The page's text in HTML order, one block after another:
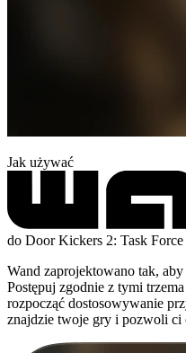
Jak używać
do Door Kickers 2: Task
Wand zaprojektowano tak,
Postępuj zgodnie z tymi
rozpocząć dostosowywanie
znajdzie twoje gry i pozwoli ci